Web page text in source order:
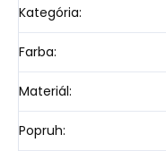
Kategória:
Farba:
Materiál:
Popruh: